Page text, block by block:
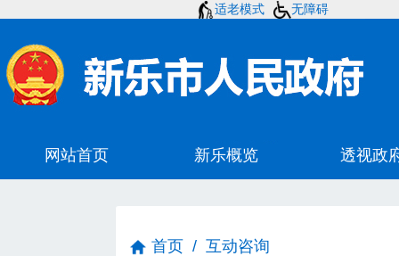
适老模式 无障碍
首页 / 互动咨询